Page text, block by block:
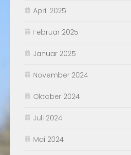
April 2025
Februar 2025
Januar 2025
November 2024
Oktober 2024
Juli 2024
Mai 2024